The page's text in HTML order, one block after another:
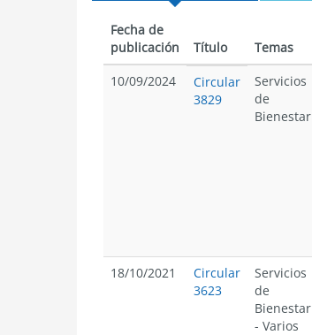
Fecha de
publicación
Título Temas
10/09/2024
Circular
3829
Servicios
de
Bienestar
18/10/2021
Circular
3623
Servicios
de
Bienestar
- Varios